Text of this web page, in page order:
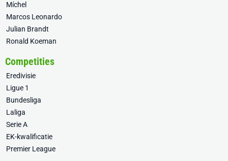
Míchel
Marcos Leonardo
Julian Brandt
Ronald Koeman
Competities
Eredivisie
Ligue 1
Bundesliga
Laliga
Serie A
EK-kwalificatie
Premier League